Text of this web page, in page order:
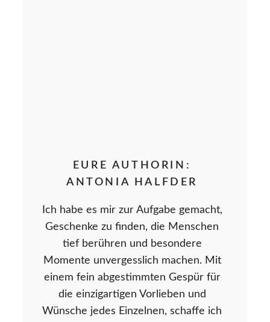
EURE AUTHORIN:
ANTONIA HALFDER
Ich habe es mir zur Aufgabe gemacht,
Geschenke zu finden, die Menschen
tief berühren und besondere
Momente unvergesslich machen. Mit
einem fein abgestimmten Gespür für
die einzigartigen Vorlieben und
Wünsche jedes Einzelnen, schaffe ich